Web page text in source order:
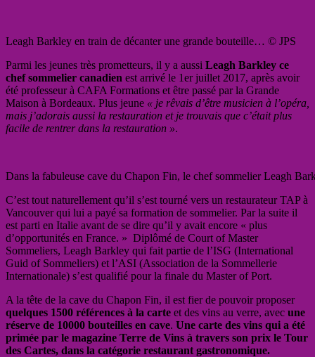
Leagh Barkley en train de décanter une grande bouteille… © JPS
Parmi les jeunes très prometteurs, il y a aussi Leagh Barkley ce
chef sommelier canadien est arrivé le 1er juillet 2017, après avoir
été professeur à CAFA Formations et être passé par la Grande
Maison à Bordeaux. Plus jeune « je rêvais d’être musicien à l’opéra,
mais j’adorais aussi la restauration et je trouvais que c’était plus
facile de rentrer dans la restauration ».
Dans la fabuleuse cave du Chapon Fin, le chef sommelier Leagh
C’est tout naturellement qu’il s’est tourné vers un restaurateur TAP à
Vancouver qui lui a payé sa formation de sommelier. Par la suite il
est parti en Italie avant de se dire qu’il y avait encore « plus
d’opportunités en France. » Diplômé de Court of Master
Sommeliers, Leagh Barkley qui fait partie de l’ISG (International
Guid of Sommeliers) et l’ASI (Association de la Sommellerie
Internationale) s’est qualifié pour la finale du Master of Port.
A la tête de la cave du Chapon Fin, il est fier de pouvoir proposer
quelques 1500 références à la carte et des vins au verre, avec une
réserve de 10000 bouteilles en cave. Une carte des vins qui a été
primée par le magazine Terre de Vins à travers son prix le Tour
des Cartes, dans la catégorie restaurant gastronomique.